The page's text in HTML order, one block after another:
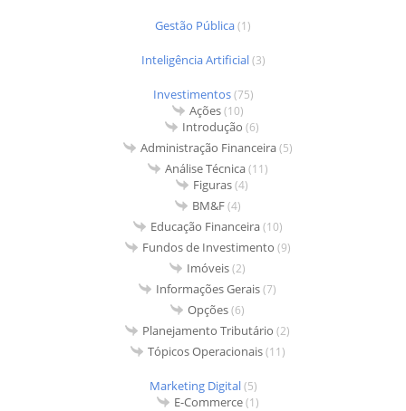
Gestão Pública(1)
Inteligência Artificial(3)
Investimentos(75)
Ações(10)
Introdução (6)
Administração Financeira(5)
Análise Técnica(11)
Figuras(4)
BM&F(4)
Educação Financeira(10)
Fundos de Investimento (9)
Imóveis(2)
Informações Gerais(7)
Opções(6)
Planejamento Tributário (2)
Tópicos Operacionais(11)
Marketing Digital(5)
E-Commerce(1)